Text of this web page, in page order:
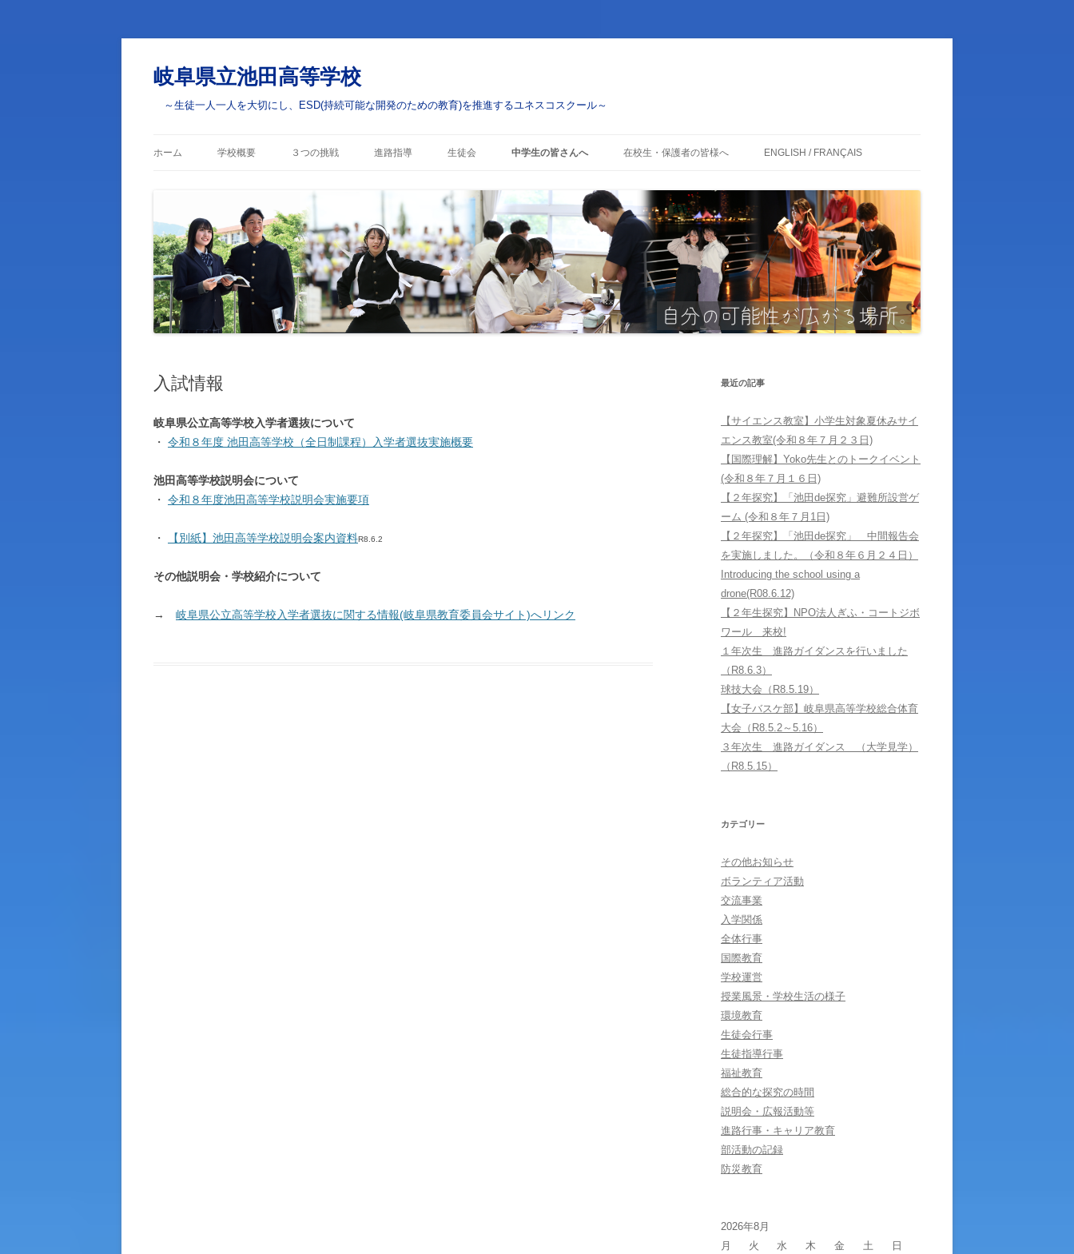
岐阜県立池田高等学校
～生徒一人一人を大切にし、ESD(持続可能な開発のための教育)を推進するユネスコスクール～
ン
へ
ス
キ
ッ
プ
ホーム 学校概要
校章・校訓・校歌
学校案内
学校評価
学校いじめ防止基本方針
池田高校物品調達ルール
契約情報
岐阜県職員倫理憲章
岐阜県立学校体育施設開放について
その他
３つの挑戦
部活動・学校行事・ボランティアへ
の挑戦
ESD(ユネスコスクール)への挑戦 これまでのESD活動
進路指導 生徒会 中学生の皆さんへ
入試情報
部活動
制服について
在校生・保護者の皆様へ
行事予定
警報発表時の対応
各種手続き・証明書(卒業生の皆様
授業料および奨学金関係
ENGLISH / FRANÇAIS
FRANÇAIS
日本語
入試情報
岐阜県公立高等学校入学者選抜について
・ 令和８年度 池田高等学校（全日制課程）入学者選抜実施概要
池田高等学校説明会について
・ 令和８年度池田高等学校説明会実施要項
・ 【別紙】池田高等学校説明会案内資料R8.6.2
その他説明会・学校紹介について
→ 岐阜県公立高等学校入学者選抜に関する情報(岐阜県教育委員会サイト)へリンク
最近の記事
【サイエンス教室】小学生対象夏休みサイ
エンス教室(令和８年７月２３日)
【国際理解】Yoko先生とのトークイベント
(令和８年７月１６日)
【２年探究】「池田de探究」避難所設営ゲ
ーム (令和８年７月1日)
【２年探究】「池田de探究」 中間報告会
を実施しました。（令和８年６月２４日）
Introducing the school using a
drone(R08.6.12)
【２年生探究】NPO法人ぎふ・コートジボ
ワール 来校!
１年次生 進路ガイダンスを行いました
（R8.6.3）
球技大会（R8.5.19）
【女子バスケ部】岐阜県高等学校総合体育
大会（R8.5.2～5.16）
３年次生 進路ガイダンス （大学見学）
（R8.5.15）
カテゴリー
その他お知らせ
ボランティア活動
交流事業
入学関係
全体行事
国際教育
学校運営
授業風景・学校生活の様子
環境教育
生徒会行事
生徒指導行事
福祉教育
総合的な探究の時間
説明会・広報活動等
進路行事・キャリア教育
部活動の記録
防災教育
2026年8月
月
火 水 木 金 土
日